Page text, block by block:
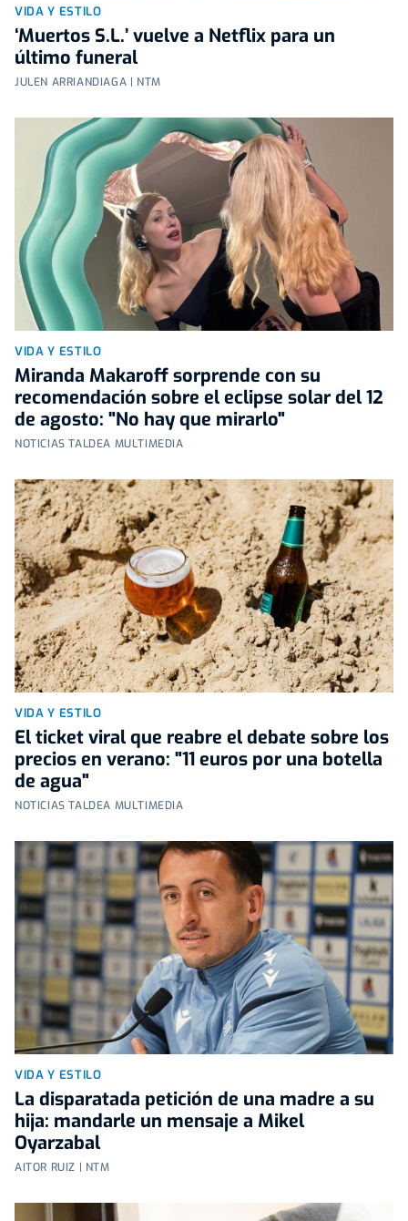
VIDA Y ESTILO
‘Muertos S.L.’ vuelve a Netflix para un
último funeral
JULEN ARRIANDIAGA | NTM
VIDA Y ESTILO
Miranda Makaroff sorprende con su
recomendación sobre el eclipse solar del 12
de agosto: "No hay que mirarlo"
NOTICIAS TALDEA MULTIMEDIA
VIDA Y ESTILO
El ticket viral que reabre el debate sobre los
precios en verano: "11 euros por una botella
de agua"
NOTICIAS TALDEA MULTIMEDIA
VIDA Y ESTILO
La disparatada petición de una madre a su
hija: mandarle un mensaje a Mikel
Oyarzabal
AITOR RUIZ | NTM